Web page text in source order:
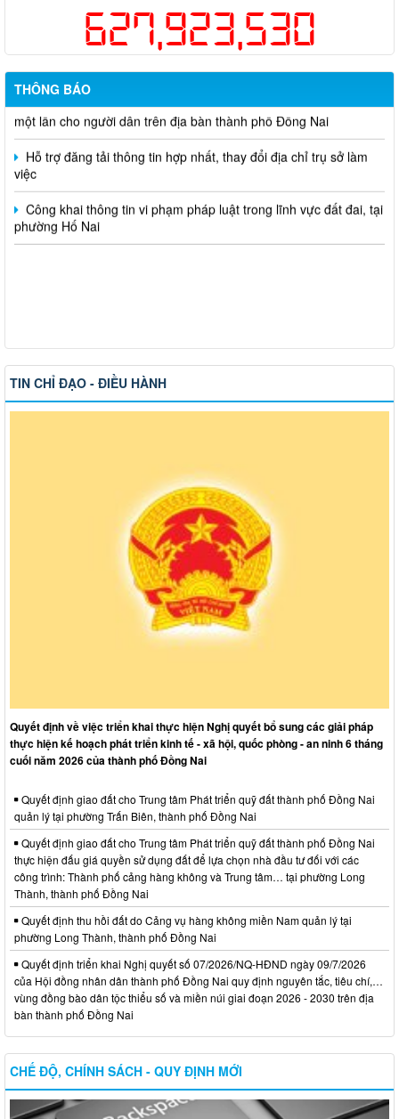
627,923,530
THÔNG BÁO
nhiệm vụ khoa học và công nghệ cấp thành phố sử dụng ngân
sách nhà nước đặt hàng thực hiện năm 2026 (đợt 1) lần 3
Kế hoạch Thông tin, tuyên truyền triển khai Kế hoạch Khám
sức khỏe định kỳ hoặc khám sàng lọc miễn phí ít nhất mỗi năm
một lần cho người dân trên địa bàn thành phố Đồng Nai
Hỗ trợ đăng tải thông tin hợp nhất, thay đổi địa chỉ trụ sở làm
việc
Công khai thông tin vi phạm pháp luật trong lĩnh vực đất đai, tại
phường Hố Nai
TIN CHỈ ĐẠO - ĐIỀU HÀNH
Quyết định về việc triển khai thực hiện Nghị quyết bổ sung các giải pháp
thực hiện kế hoạch phát triển kinh tế - xã hội, quốc phòng - an ninh 6 tháng
cuối năm 2026 của thành phố Đồng Nai
Quyết định giao đất cho Trung tâm Phát triển quỹ đất thành phố Đồng Nai
quản lý tại phường Trấn Biên, thành phố Đồng Nai
Quyết định giao đất cho Trung tâm Phát triển quỹ đất thành phố Đồng Nai
thực hiện đấu giá quyền sử dụng đất để lựa chọn nhà đầu tư đối với các
công trình: Thành phố cảng hàng không và Trung tâm… tại phường Long
Thành, thành phố Đồng Nai
Quyết định thu hồi đất do Cảng vụ hàng không miền Nam quản lý tại
phường Long Thành, thành phố Đồng Nai
Quyết định triển khai Nghị quyết số 07/2026/NQ-HĐND ngày 09/7/2026
của Hội đồng nhân dân thành phố Đồng Nai quy định nguyên tắc, tiêu chí,…
vùng đồng bào dân tộc thiểu số và miền núi giai đoạn 2026 - 2030 trên địa
bàn thành phố Đồng Nai
CHẾ ĐỘ, CHÍNH SÁCH - QUY ĐỊNH MỚI